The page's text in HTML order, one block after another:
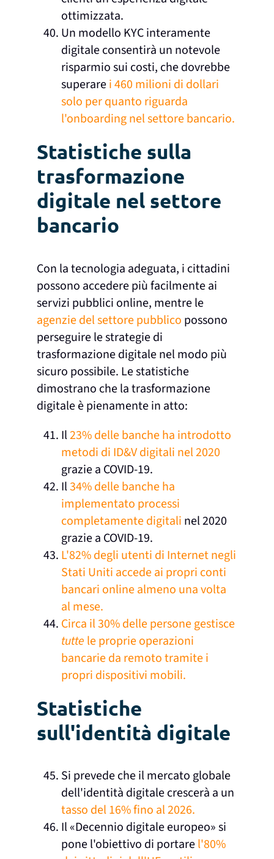
ottimizzata.
Un modello KYC interamente
digitale consentirà un notevole
risparmio sui costi, che dovrebbe
superarei 460 milioni di dollari
solo per quanto riguarda
l'onboarding nel settore bancario.
Statistiche sulla
trasformazione
digitale nel settore
bancario
Con la tecnologia adeguata, i cittadini
possono accedere più facilmente ai
servizi pubblici online, mentre le
agenzie del settore pubblico possono
perseguire le strategie di
trasformazione digitale nel modo più
sicuro possibile. Le statistiche
dimostrano che la trasformazione
digitale è pienamente in atto:
Il23% delle banche ha introdotto
metodi di ID&V digitali nel 2020
grazie a COVID-19.
Il34% delle banche ha
implementato processi
completamente digitali nel 2020
grazie a COVID-19.
L'82% degli utenti di Internet negli
Stati Uniti accede ai propri conti
bancari online almeno una volta
al mese.
Circa il 30% delle persone gestisce
tutte le proprie operazioni
bancarie da remoto tramite i
propri dispositivi mobili.
Statistiche
sull'identità digitale
Si prevede che il mercato globale
dell'identità digitale crescerà a un
tasso del 16% fino al 2026.
Il «Decennio digitale europeo» si
pone l'obiettivo di portarel'80%